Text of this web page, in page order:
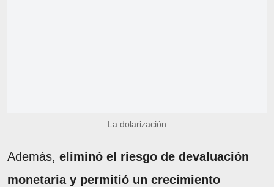
La dolarización
Además, eliminó el riesgo de devaluación
monetaria y permitió un crecimiento